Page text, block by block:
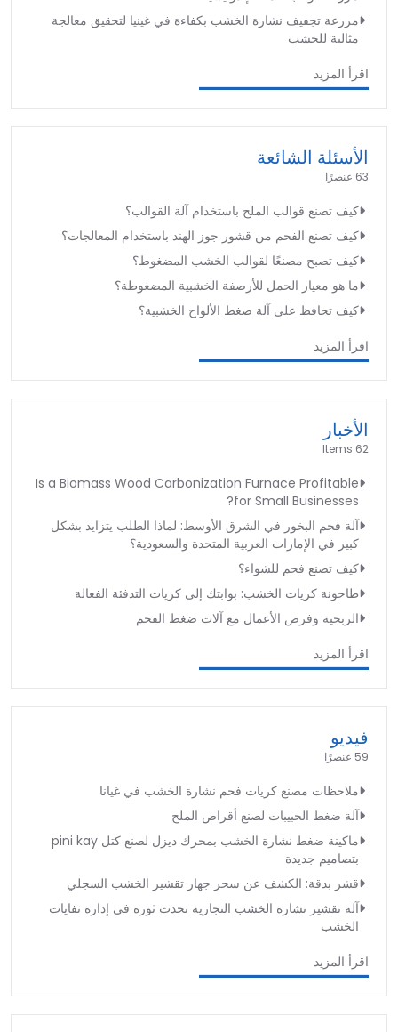
مزرعة تجفيف نشارة الخشب بكفاءة في غينيا لتحقيق معالجة
مثالية للخشب
اقرأ المزيد
الأسئلة الشائعة
63 عنصرًا
كيف تصنع قوالب الملح باستخدام آلة القوالب؟
كيف تصنع الفحم من قشور جوز الهند باستخدام المعالجات؟
كيف تصبح مصنعًا لقوالب الخشب المضغوط؟
ما هو معيار الحمل للأرصفة الخشبية المضغوطة؟
كيف تحافظ على آلة ضغط الألواح الخشبية؟
اقرأ المزيد
الأخبار
62 Items
Is a Biomass Wood Carbonization Furnace Profitable
for Small Businesses?
آلة فحم البخور في الشرق الأوسط: لماذا الطلب يتزايد بشكل
كبير في الإمارات العربية المتحدة والسعودية؟
كيف تصنع فحم للشواء؟
طاحونة كريات الخشب: بوابتك إلى كريات التدفئة الفعالة
الربحية وفرص الأعمال مع آلات ضغط الفحم
اقرأ المزيد
فيديو
59 عنصرًا
ملاحظات مصنع كريات فحم نشارة الخشب في غيانا
آلة ضغط الحبيبات لصنع أقراص الملح
ماكينة ضغط نشارة الخشب بمحرك ديزل لصنع كتل pini kay
بتصاميم جديدة
قشر بدقة: الكشف عن سحر جهاز تقشير الخشب السجلي
آلة تقشير نشارة الخشب التجارية تحدث ثورة في إدارة نفايات
الخشب
اقرأ المزيد